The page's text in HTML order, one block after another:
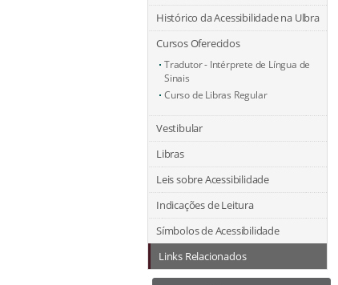
Histórico da Acessibilidade na Ulbra
Cursos Oferecidos
Tradutor - Intérprete de Língua de
Sinais
Curso de Libras Regular
Vestibular
Libras
Leis sobre Acessibilidade
Indicações de Leitura
Símbolos de Acessibilidade
Links Relacionados